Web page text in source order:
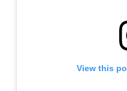
View this